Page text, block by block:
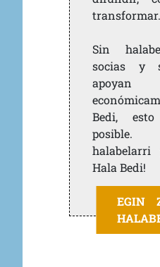
transformar.
Sin
socias y
apoyan
Bedi,
Hala Bedi!
EGIN